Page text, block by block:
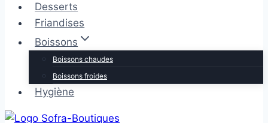
Desserts
Friandises
Boissons
Boissons chaudes
Boissons froides
Hygiène